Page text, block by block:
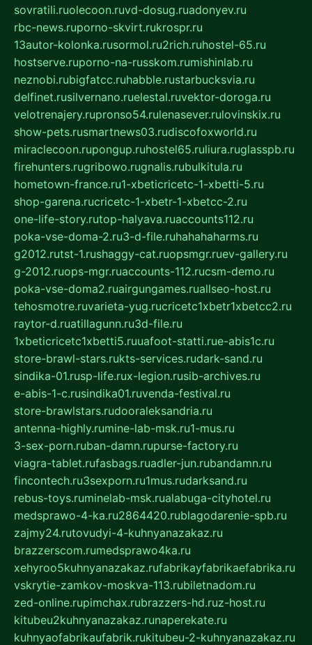
sovratili.ruolecoon.ruvd-dosug.ruadonyev.ru
rbc-news.ruporno-skvirt.rukrospr.ru
13autor-kolonka.rusormol.ru2rich.ruhostel-65.ru
hostserve.ruporno-na-russkom.rumishinlab.ru
neznobi.rubigfatcc.ruhabble.rustarbucksvia.ru
delfinet.rusilvernano.ruelestal.ruvektor-doroga.ru
velotrenajery.rupronso54.rulenasever.rulovinskix.ru
show-pets.rusmartnews03.rudiscofoxworld.ru
miraclecoon.rupongup.ruhostel65.ruliura.ruglasspb.ru
firehunters.rugribowo.rugnalis.rubulkitula.ru
hometown-france.ru1-xbeticricetc-1-xbetti-5.ru
shop-garena.rucricetc-1-xbetr-1-xbetcc-2.ru
one-life-story.rutop-halyava.ruaccounts112.ru
poka-vse-doma-2.ru3-d-file.ruhahahaharms.ru
g2012.rutst-1.rushaggy-cat.ruopsmgr.ruev-gallery.ru
g-2012.ruops-mgr.ruaccounts-112.rucsm-demo.ru
poka-vse-doma2.ruairgungames.ruallseo-host.ru
tehosmotre.ruvarieta-yug.rucricetc1xbetr1xbetcc2.ru
raytor-d.ruatillagunn.ru3d-file.ru
1xbeticricetc1xbetti5.ruuafoot-statti.rue-abis1c.ru
store-brawl-stars.rukts-services.rudark-sand.ru
sindika-01.rusp-life.rux-legion.rusib-archives.ru
e-abis-1-c.rusindika01.ruvenda-festival.ru
store-brawlstars.rudooraleksandria.ru
antenna-highly.rumine-lab-msk.ru1-mus.ru
3-sex-porn.ruban-damn.rupurse-factory.ru
viagra-tablet.rufasbags.ruadler-jun.rubandamn.ru
fincontech.ru3sexporn.ru1mus.rudarksand.ru
rebus-toys.ruminelab-msk.rualabuga-cityhotel.ru
medsprawo-4-ka.ru2864420.rublagodarenie-spb.ru
zajmy24.rutovudyi-4-kuhnyanazakaz.ru
brazzerscom.rumedsprawo4ka.ru
xehyroo5kuhnyanazakaz.rufabrikayfabrikaefabrika.ru
vskrytie-zamkov-moskva-113.rubiletnadom.ru
zed-online.rupimchax.rubrazzers-hd.ruz-host.ru
kitubeu2kuhnyanazakaz.runaperekate.ru
kuhnyaofabrikaufabrik.rukitubeu-2-kuhnyanazakaz.ru